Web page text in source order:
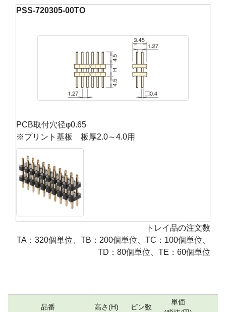
PSS-720305-00TO
PCB取付穴径φ0.65
※プリント基板 板厚2.0～4.0用
トレイ品の注文数
TA：320個単位、TB：200個単位、TC：100個単位、
TD：80個単位、TE：60個単位
品番 高さ(H) ピン数
単価